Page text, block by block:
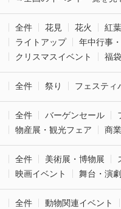
全件 花見 花火
紅葉
ライトアップ
年中行事
クリスマスイベント
福
全件 祭り フェスティ
全件 バーゲンセール
物産展・観光フェア
商
全件 美術展・博物展
映画イベント
舞台・演劇
全件 動物関連イベント